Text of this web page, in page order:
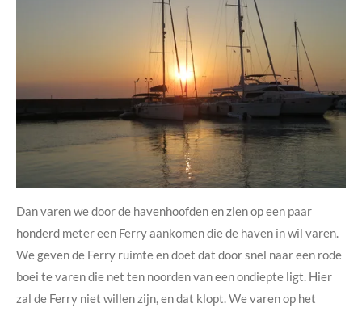
Dan varen we door de havenhoofden en zien op een paar
honderd meter een Ferry aankomen die de haven in wil varen.
We geven de Ferry ruimte en doet dat door snel naar een rode
boei te varen die net ten noorden van een ondiepte ligt. Hier
zal de Ferry niet willen zijn, en dat klopt. We varen op het